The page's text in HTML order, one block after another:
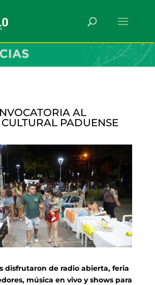
AL
CULTURAL PADUENSE
disfrutaron de radio abierta, feria
música en vivo y shows para